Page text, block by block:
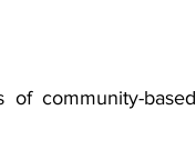
community-based